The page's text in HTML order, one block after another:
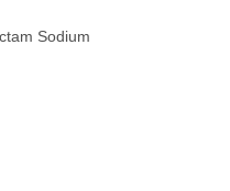
Sodium